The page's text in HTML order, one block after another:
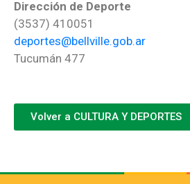
Dirección de Deporte
(3537) 410051
deportes@bellville.gob.ar
Tucumán 477
Volver a CULTURA Y DEPORTES